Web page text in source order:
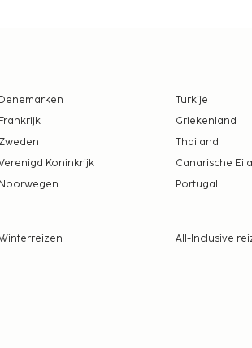
Denemarken
Turkije
Frankrijk
Griekenland
Zweden
Thailand
Koninkrijk
Canarische
Noorwegen Portugal
All-Inclusive